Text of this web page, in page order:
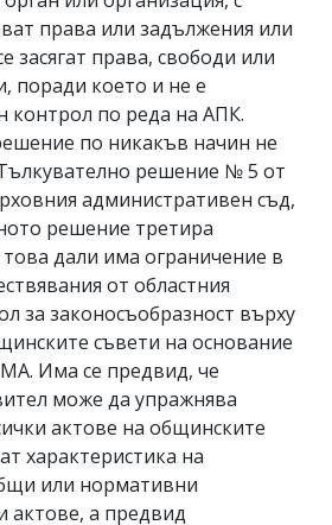
права или задължения или
засягат права, свободи или
поради което и не е
контрол по реда на АПК.
по никакъв начин не
решение № 5 от
административен съд,
решение третира
дали има ограничение в
от областния
за законосъобразност върху
съвети на основание
Има се предвид, че
може да упражнява
актове на общинските
характеристика на
или нормативни
актове, а предвид